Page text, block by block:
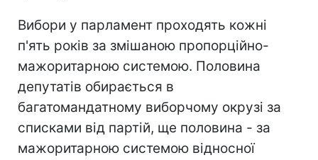
Вибори у парламент проходять кожні
п'ять років за змішаною пропорційно-
мажоритарною системою. Половина
депутатів обирається в
багатомандатному виборчому окрузі за
списками від партій, ще половина - за
мажоритарною системою відносної